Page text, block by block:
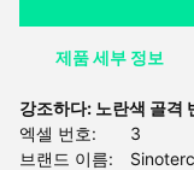
제품 세부 정보
강조하다: 노란색 골격
엑셀 번호:
3
브랜드 이름: